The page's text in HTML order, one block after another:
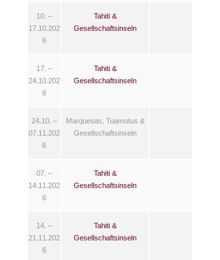
10. –
17.10.202
6
Tahiti &
Gesellschaftsinseln
17. –
24.10.202
6
Tahiti &
Gesellschaftsinseln
24.10. –
07.11.202
6
Marquesas, Tuamotus &
Gesellschaftsinseln
07. –
14.11.202
6
Tahiti &
Gesellschaftsinseln
14. –
21.11.202
6
Tahiti &
Gesellschaftsinseln